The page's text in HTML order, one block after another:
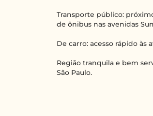
Transporte público:
de ônibus nas avenidas
De carro: acesso rápido às
Região tranquila e bem
São Paulo.